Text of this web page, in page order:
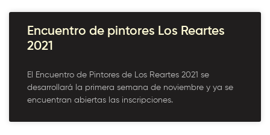
Encuentro de pintores Los Reartes
2021
El Encuentro de Pintores de Los Reartes 2021 se
desarrollará la primera semana de noviembre y ya se
encuentran abiertas las inscripciones.